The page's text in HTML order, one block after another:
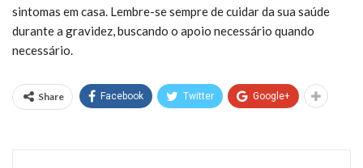
sintomas em casa. Lembre-se sempre de cuidar da sua saúde
durante a gravidez, buscando o apoio necessário quando
necessário.
Share Facebook Twitter Google+